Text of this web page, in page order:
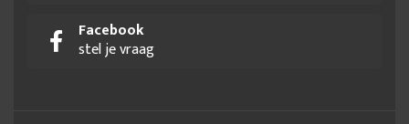
Facebook
stel je vraag